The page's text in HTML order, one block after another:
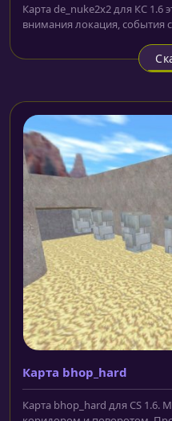
Карта de_nuke2x2 для КС 1.6
внимания локация, события
Карта bhop_hard
Карта bhop_hard для CS 1.6.